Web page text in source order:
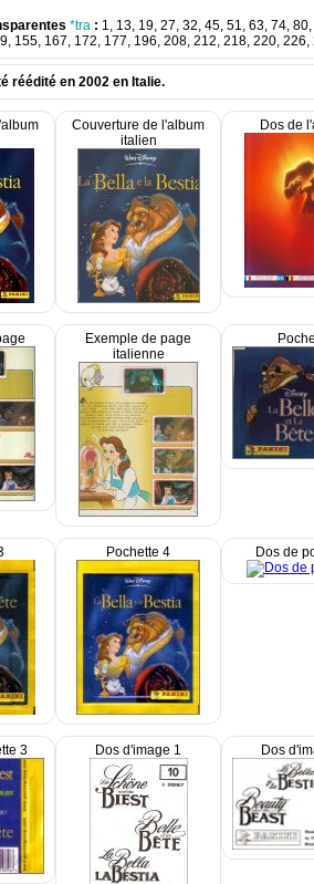
*tra : 1, 13, 19, 27, 32, 45, 51, 63, 74,
155, 167, 172, 177, 196, 208, 212, 218, 220, 226,
réédité en 2002 en Italie.
Couverture de l'album
italien
Dos de
Exemple de page
italienne
Pochette 4 Dos de
3 Dos d'image 1 Dos